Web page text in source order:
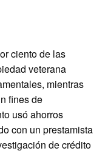
ciento de las
veterana
mientras
fines de
usó ahorros
con un prestamista
de crédito